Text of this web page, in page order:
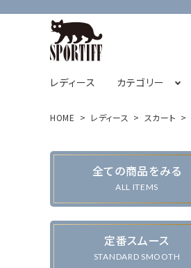
レディース カテゴリー
フレンチスリーブ
キャミソール
カーディガン・ベスト
2026サマーコレクション
SPORTIFF茅ヶ崎店
HOME レディース スカート
全ての商品をみる
ALL ITEMS
定番スムース
STANDARD SMOOTH